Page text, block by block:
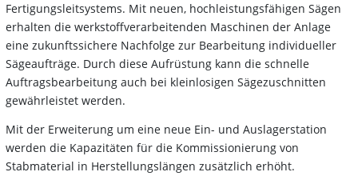
Fertigungsleitsystems. Mit neuen, hochleistungsfähigen Sägen
erhalten die werkstoffverarbeitenden Maschinen der Anlage
eine zukunftssichere Nachfolge zur Bearbeitung individueller
Sägeaufträge. Durch diese Aufrüstung kann die schnelle
Auftragsbearbeitung auch bei kleinlosigen Sägezuschnitten
gewährleistet werden.
Mit der Erweiterung um eine neue Ein- und Auslagerstation
werden die Kapazitäten für die Kommissionierung von
Stabmaterial in Herstellungslängen zusätzlich erhöht.